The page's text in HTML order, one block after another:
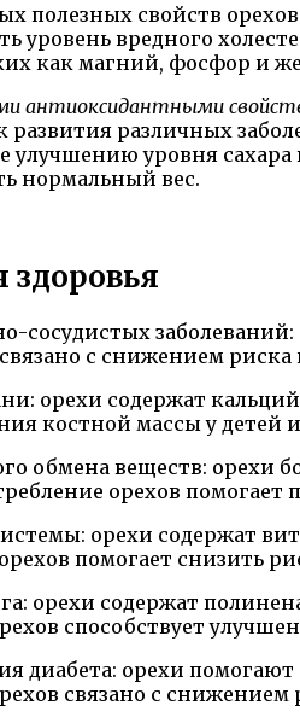
полезных свойств
уровень вредного
как магний, фосфор и
антиоксидантными
развития различных
улучшению уровня
нормальный вес.
здоровья
сосудистых
с снижением
орехи содержат
костной массы у детей
обмена веществ:
орехов
орехи содержат
помогает снизить
орехи содержат
способствует
диабета: орехи
связано с снижением